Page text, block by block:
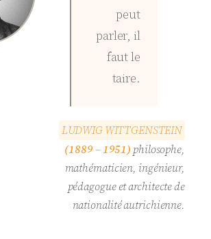
peut
parler, il
faut le
taire.
LUDWIGWITTGENSTEIN
(1889 – 1951) philosophe,
mathématicien, ingénieur,
pédagogue et architecte de
nationalité autrichienne.